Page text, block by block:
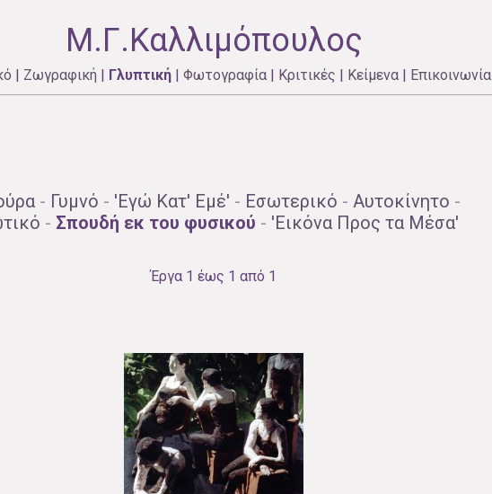
Μ.Γ.Καλλιμόπουλος
| Ζωγραφική | Γλυπτική | Φωτογραφία | Κριτικές | Κείμενα | Επικοινωνία
- Γυμνό - 'Εγώ Κατ' Εμέ' - Εσωτερικό - Αυτοκίνητο -
- Σπουδή εκ του φυσικού - 'Εικόνα Προς τα Μέσα'
Έργα 1 έως 1 από 1